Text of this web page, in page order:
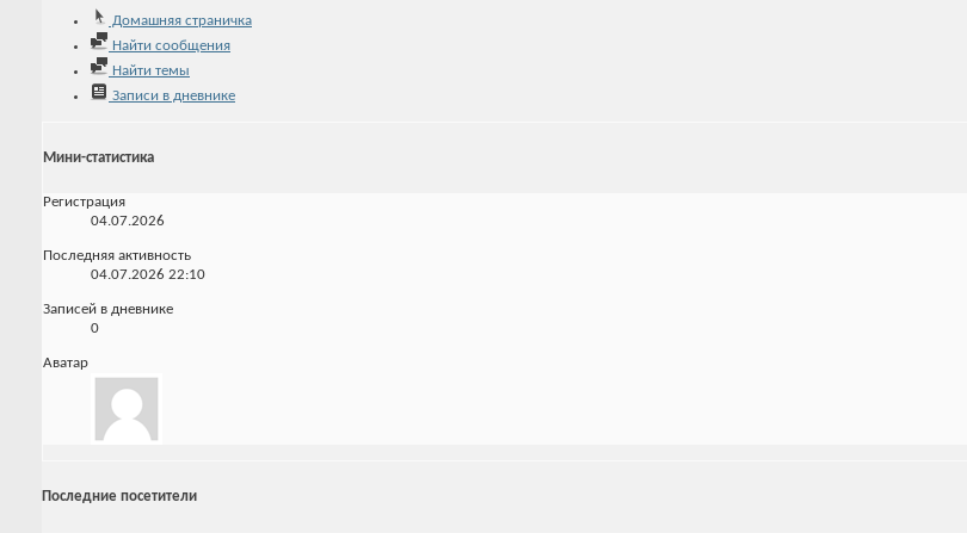
Домашняя страничка
Найти сообщения
Найти темы
Записи в дневнике
Мини-статистика
Регистрация
04.07.2026
Последняя активность
04.07.2026 22:10
Записей в дневнике
0
Аватар
Последние посетители